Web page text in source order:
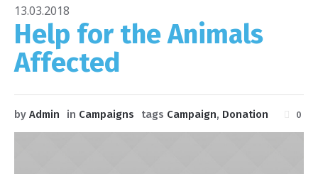
13.03.2018
Help for the Animals
Affected
0
by Admin in Campaigns tags Campaign, Donation